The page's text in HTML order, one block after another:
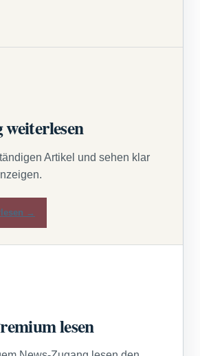
Artikel und sehen klar
→
lesen